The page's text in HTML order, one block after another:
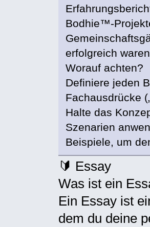
Bodhie™-
erfolgreich
Worauf achten?
Definiere jeden
Fachausdrücke
Halte das
Szenarien
Beispiele, um
🔰 Essay
Was ist ein
Ein Essay ist
dem du deine